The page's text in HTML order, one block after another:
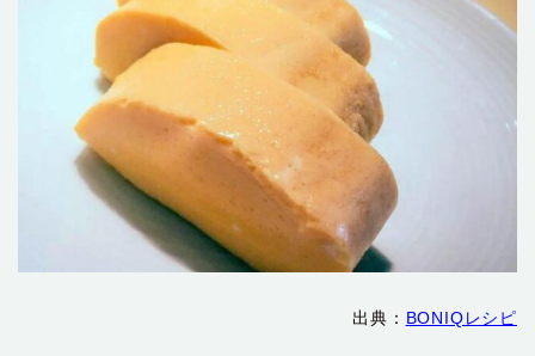
出典： BONIQレシピ